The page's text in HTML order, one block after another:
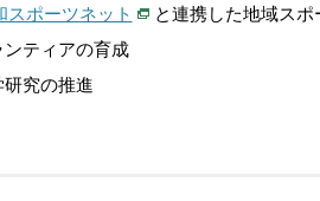
スポーツネット
と連携した地域ス
ティアの育成
究の推進